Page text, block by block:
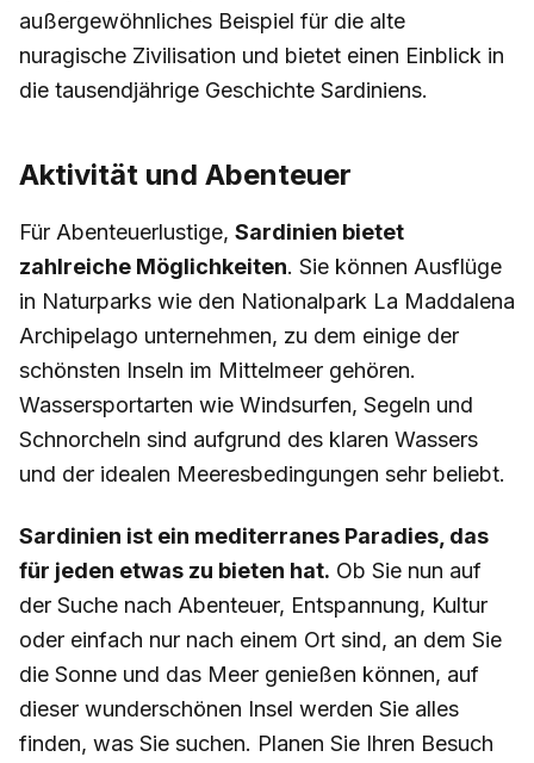
außergewöhnliches Beispiel für die alte
nuragische Zivilisation und bietet einen Einblick in
die tausendjährige Geschichte Sardiniens.
Aktivität und Abenteuer
Für Abenteuerlustige, Sardinien bietet
zahlreiche Möglichkeiten. Sie können Ausflüge
in Naturparks wie den Nationalpark La Maddalena
Archipelago unternehmen, zu dem einige der
schönsten Inseln im Mittelmeer gehören.
Wassersportarten wie Windsurfen, Segeln und
Schnorcheln sind aufgrund des klaren Wassers
und der idealen Meeresbedingungen sehr beliebt.
Sardinien ist ein mediterranes Paradies, das
für jeden etwas zu bieten hat. Ob Sie nun auf
der Suche nach Abenteuer, Entspannung, Kultur
oder einfach nur nach einem Ort sind, an dem Sie
die Sonne und das Meer genießen können, auf
dieser wunderschönen Insel werden Sie alles
finden, was Sie suchen. Planen Sie Ihren Besuch